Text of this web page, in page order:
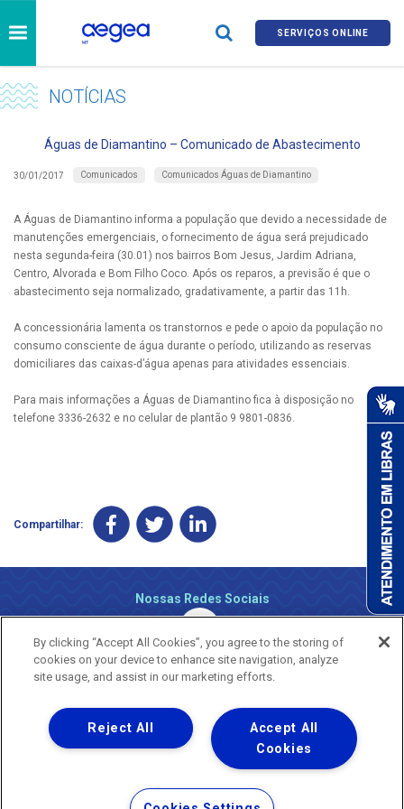
SERVIÇOS ONLINE
NOTÍCIAS
Águas de Diamantino – Comunicado de Abastecimento
30/01/2017 Comunicados Comunicados Águas de Diamantino
A Águas de Diamantino informa a população que devido a necessidade de
manutenções emergenciais, o fornecimento de água será prejudicado
nesta segunda-feira (30.01) nos bairros Bom Jesus, Jardim Adriana,
Centro, Alvorada e Bom Filho Coco. Após os reparos, a previsão é que o
abastecimento seja normalizado, gradativamente, a partir das 11h.
A concessionária lamenta os transtornos e pede o apoio da população no
consumo consciente de água durante o período, utilizando as reservas
domiciliares das caixas-d’água apenas para atividades essenciais.
Para mais informações a Águas de Diamantino fica à disposição no
telefone 3336-2632 e no celular de plantão 9 9801-0836.
Compartilhar:
Nossas Redes Sociais
Uma empresa
Copyright ® 2026 - Todos os Direitos Reservados.
Nossa natureza movimenta a vida
Termos Gerais de Uso de Sites e Aplicativos
By clicking “Accept All Cookies”, you agree to the storing of
cookies on your device to enhance site navigation, analyze
site usage, and assist in our marketing efforts.
Accept All
Cookies
Reject All